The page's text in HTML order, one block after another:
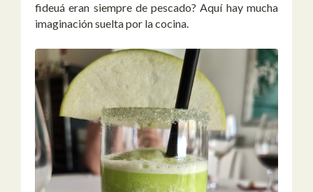
fideuá eran siempre de pescado? Aquí hay mucha
imaginación suelta por la cocina.